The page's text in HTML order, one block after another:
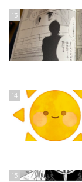
13
14
15